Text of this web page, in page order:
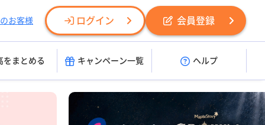
お客様 ログイン 会員登録
をまとめる キャンペーン一覧 ヘルプ